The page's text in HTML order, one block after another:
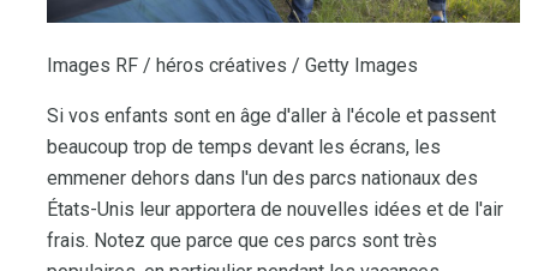
Images RF / héros créatives / Getty Images
Si vos enfants sont en âge d'aller à l'école et passent
beaucoup trop de temps devant les écrans, les
emmener dehors dans l'un des parcs nationaux des
États-Unis leur apportera de nouvelles idées et de l'air
frais. Notez que parce que ces parcs sont très